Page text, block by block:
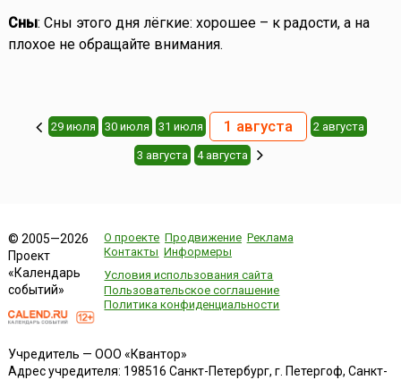
Сны: Сны этого дня лёгкие: хорошее – к радости, а на
плохое не обращайте внимания.
29 июля 30 июля 31 июля 1 августа 2 августа
3 августа 4 августа
© 2005—2026
Проект
«Календарь
событий»
О проекте Продвижение Реклама
Контакты Информеры
Условия использования сайта
Пользовательское соглашение
Политика конфиденциальности
Учредитель — ООО «Квантор»
Адрес учредителя: 198516 Санкт-Петербург, г. Петергоф, Санкт-